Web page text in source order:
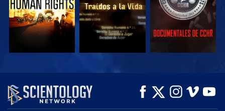
VE
EXPLORA LAS
SERIES